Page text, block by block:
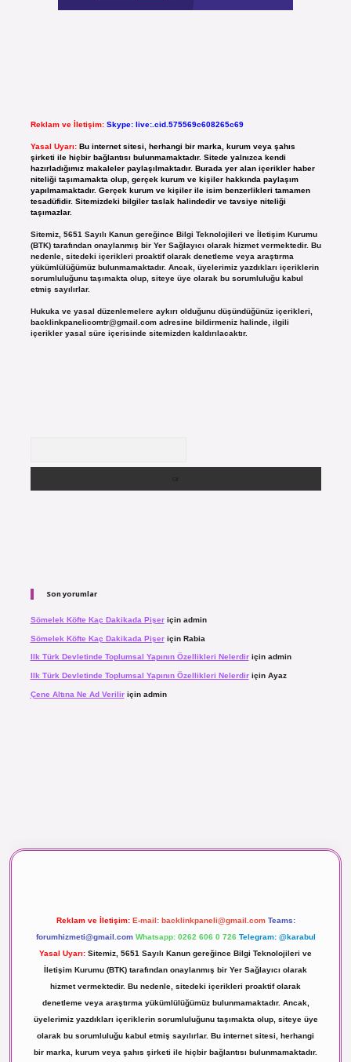
Reklam ve İletişim: Skype: live:.cid.575569c608265c69
Yasal Uyarı: Bu internet sitesi, herhangi bir marka, kurum veya şahıs
şirketi ile hiçbir bağlantısı bulunmamaktadır. Sitede yalnızca kendi
hazırladığımız makaleler paylaşılmaktadır. Burada yer alan içerikler haber
niteliği taşımamakta olup, gerçek kurum ve kişiler hakkında paylaşım
yapılmamaktadır. Gerçek kurum ve kişiler ile isim benzerlikleri tamamen
tesadüfidir. Sitemizdeki bilgiler taslak halindedir ve tavsiye niteliği
taşımazlar.
Sitemiz, 5651 Sayılı Kanun gereğince Bilgi Teknolojileri ve İletişim Kurumu
(BTK) tarafından onaylanmış bir Yer Sağlayıcı olarak hizmet vermektedir. Bu
nedenle, sitedeki içerikleri proaktif olarak denetleme veya araştırma
yükümlülüğümüz bulunmamaktadır. Ancak, üyelerimiz yazdıkları içeriklerin
sorumluluğunu taşımakta olup, siteye üye olarak bu sorumluluğu kabul
etmiş sayılırlar.
Hukuka ve yasal düzenlemelere aykırı olduğunu düşündüğünüz içerikleri,
backlinkpanelicomtr@gmail.comadresine bildirmeniz halinde, ilgili
içerikler yasal süre içerisinde sitemizden kaldırılacaktır.
Son yorumlar
Sömelek Köfte Kaç Dakikada Pişeriçin admin
Sömelek Köfte Kaç Dakikada Pişeriçin Rabia
Ilk Türk Devletinde Toplumsal Yapının Özellikleri Nelerdiriçin admin
Ilk Türk Devletinde Toplumsal Yapının Özellikleri Nelerdiriçin Ayaz
Çene Altına Ne Ad Veriliriçin admin
Reklam ve İletişim: E-mail: backlinkpaneli@gmail.com Teams:
forumhizmeti@gmail.com Whatsapp: 0262 606 0 726 Telegram: @karabul
Yasal Uyarı: Sitemiz, 5651 Sayılı Kanun gereğince Bilgi Teknolojileri ve
İletişim Kurumu (BTK) tarafından onaylanmış bir Yer Sağlayıcı olarak
hizmet vermektedir. Bu nedenle, sitedeki içerikleri proaktif olarak
denetleme veya araştırma yükümlülüğümüz bulunmamaktadır. Ancak,
üyelerimiz yazdıkları içeriklerin sorumluluğunu taşımakta olup, siteye üye
olarak bu sorumluluğu kabul etmiş sayılırlar. Bu internet sitesi, herhangi
bir marka, kurum veya şahıs şirketi ile hiçbir bağlantısı bulunmamaktadır.